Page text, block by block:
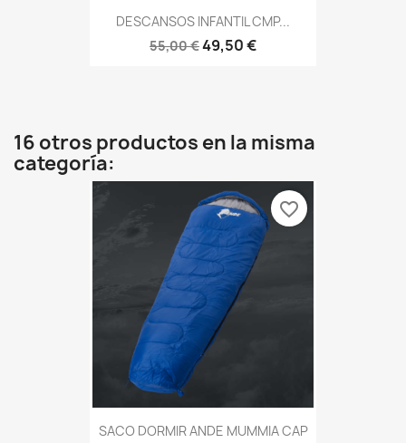
DESCANSOS INFANTIL CMP...
55,00 €49,50 €
16 otros productos en la misma
categoría:
SACO DORMIR ANDE MUMMIA CAP
favorite_border